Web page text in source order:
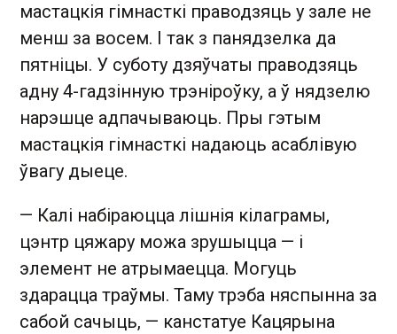
мастацкія гімнасткі праводзяць у зале не
менш за восем. І так з панядзелка да
пятніцы. У суботу дзяўчаты праводзяць
адну 4-гадзінную трэніроўку, а ў нядзелю
нарэшце адпачываюць. Пры гэтым
мастацкія гімнасткі надаюць асаблівую
ўвагу дыеце.
— Калі набіраюцца лішнія кілаграмы,
цэнтр цяжару можа зрушыцца — і
элемент не атрымаецца. Могуць
здарацца траўмы. Таму трэба няспынна за
сабой сачыць, — канстатуе Кацярына